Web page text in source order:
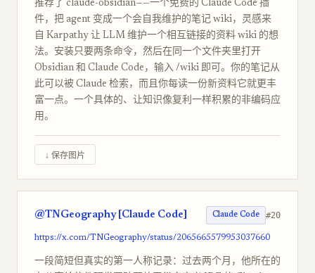
推荐了 claude-obsidian——一个免费的 Claude Code 插
件，把 agent 变成一个会自我维护的笔记 wiki，灵感来
自 Karpathy 让 LLM 维护一个相互链接的资料 wiki 的想
法。安装只要两条命令，然后在同一个文件夹里打开
Obsidian 和 Claude Code，输入 /wiki 即可。你的笔记从
此可以被 Claude 检索，而且你每读一份新资料它就更丰
富一点。一个具体的、让知识像复利一样积累的非编码应
用。
↓ 保存图片
@TNGeography [Claude Code] Claude Code #20
https://x.com/TNGeography/status/2065665579953037660
一段简短但真实的第一人称记录：过去两个月，他所在的